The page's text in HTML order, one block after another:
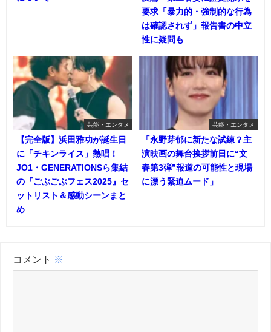
要求「暴力的・強制的な行為
は確認されず」報告書の中立
性に疑問も
芸能・エンタメ
【完全版】浜田雅功が誕生日
に「チキンライス」熱唱！
JO1・GENERATIONSら集結
の『ごぶごぶフェス2025』セ
ットリスト＆感動シーンまと
め
芸能・エンタメ
「永野芽郁に新たな試練？主
演映画の舞台挨拶前日に“文
春第3弾”報道の可能性と現場
に漂う緊迫ムード」
コメント ※